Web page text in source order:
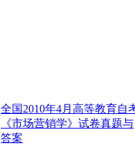
全国2010年4月高等教育自
《市场营销学》试卷真题与
答案